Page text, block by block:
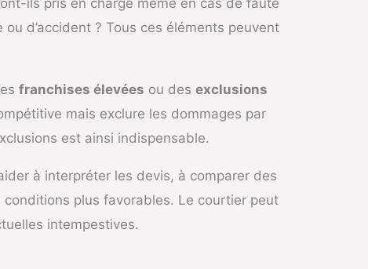
d’accident ? Tous ces éléments peuvent
franchises élevées ou des exclusions
mais exclure les dommages par
est ainsi indispensable.
à interpréter les devis, à comparer des
plus favorables. Le courtier peut
intempestives.